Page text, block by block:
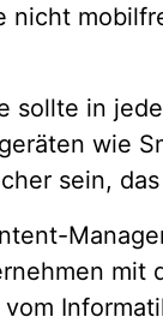
nicht
sollte in
wie
sein,
mit